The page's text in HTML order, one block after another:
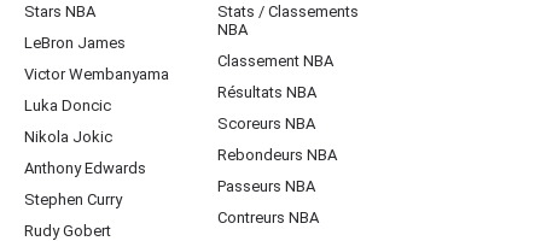
Stars NBA
LeBron James
Victor Wembanyama
Luka Doncic
Nikola Jokic
Anthony Edwards
Stephen Curry
Rudy Gobert
Stats / Classements
NBA
Classement NBA
Résultats NBA
Scoreurs NBA
Rebondeurs NBA
Passeurs NBA
Contreurs NBA